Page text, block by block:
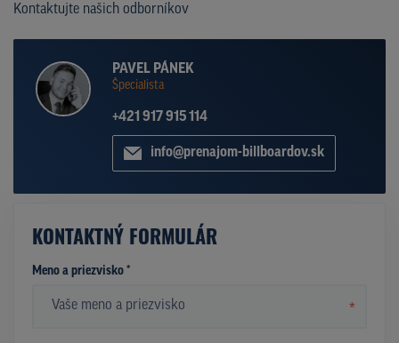
Kontaktujte našich odborníkov
PAVEL PÁNEK
Špecialista
+421 917 915 114
info@prenajom-billboardov.sk
KONTAKTNÝ FORMULÁR
Meno a priezvisko *
*